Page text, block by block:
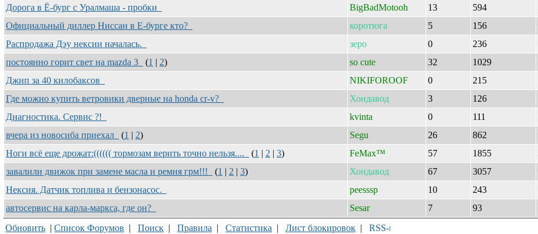
Дорога в Ё-бург с Уралмаша - пробки
BigBadMotooh 13 594
Официальный диллер Ниссан в Е-бурге кто?
коротюга 5 156
Распродажа Дэу нексии началась.
зеро 0 236
постоянно горит свет на mazda 3
(1 | 2) so cute 32 1029
Джип за 40 килобаксов
NIKIFOROOF 0 215
Где можно купить ветровики дверные на honda cr-v?
Хондавод 3 126
Диагностика. Сервис ?!
kvinta 0 111
вчера из новосиба приехал
(1 | 2) Segu 26 862
Ноги всё еще дрожат:(((((( тормозам верить точно нельзя....
(1 | 2 | 3) FeMax™ 57 1855
завалили движок при замене масла и ремня грм!!!
(1 | 2 | 3) Хондавод 67 3057
Нексия. Датчик топлива и бензонасос.
peesssp 10 243
автосервис на карла-маркса, где он?
Sesar 7 93
Обновить | Список Форумов | Поиск | Правила | Статистика | Лист блокировок |